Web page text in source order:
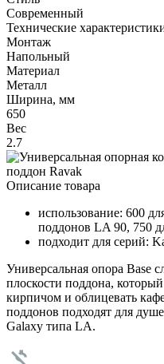
Современный
Технические
Монтаж
Напольный
Материал
Металл
Ширина, мм
650
Вес
2.7
Описание товара
использование: 600
поддонов LA 90, 750
подходит для серий:
Универсальная опора Base
плоскости поддона,
кирпичом и облицевать
поддонов подходят для
Galaxy типа LA.